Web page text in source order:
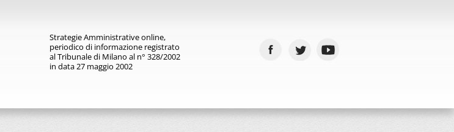
Strategie Amministrative online,
periodico di informazione registrato
al Tribunale di Milano al n° 328/2002
in data 27 maggio 2002